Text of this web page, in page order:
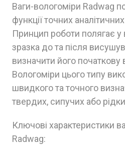
Ваги-вологоміри Radwag
функції точних
Принцип роботи полягає у
зразка до та після
визначити його початкову
Вологоміри цього типу
швидкого та точного
твердих, сипучих або
Ключові характеристики
Radwag: